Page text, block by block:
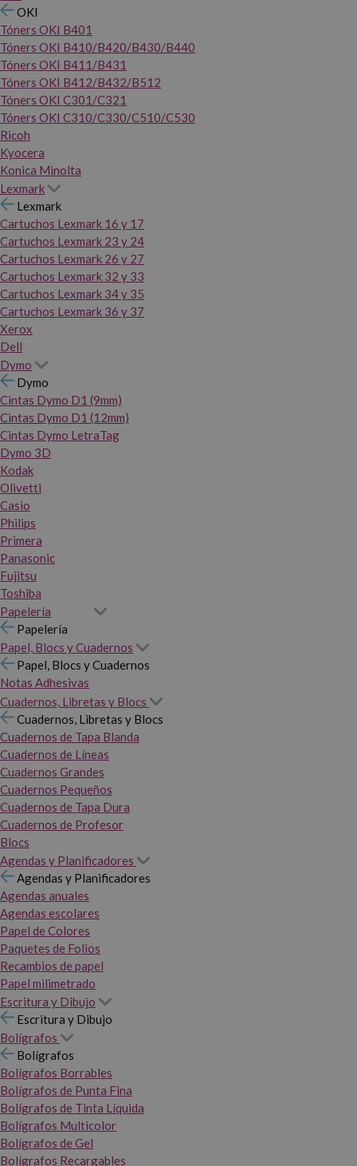
OKI
Tóners OKI B401
Tóners OKI B410/B420/B430/B440
Tóners OKI B411/B431
Tóners OKI B412/B432/B512
Tóners OKI C301/C321
Tóners OKI C310/C330/C510/C530
Ricoh
Kyocera
Konica Minolta
Lexmark
Lexmark
Cartuchos Lexmark 16 y 17
Cartuchos Lexmark 23 y 24
Cartuchos Lexmark 26 y 27
Cartuchos Lexmark 32 y 33
Cartuchos Lexmark 34 y 35
Cartuchos Lexmark 36 y 37
Xerox
Dell
Dymo
Dymo
Cintas Dymo D1 (9mm)
Cintas Dymo D1 (12mm)
Cintas Dymo LetraTag
Dymo 3D
Kodak
Olivetti
Casio
Philips
Primera
Panasonic
Fujitsu
Toshiba
Papelería
Papelería
Papel, Blocs y Cuadernos
Papel, Blocs y Cuadernos
Notas Adhesivas
Cuadernos, Libretas y Blocs
Cuadernos, Libretas y Blocs
Cuadernos de Tapa Blanda
Cuadernos de Líneas
Cuadernos Grandes
Cuadernos Pequeños
Cuadernos de Tapa Dura
Cuadernos de Profesor
Blocs
Agendas y Planificadores
Agendas y Planificadores
Agendas anuales
Agendas escolares
Papel de Colores
Paquetes de Folios
Recambios de papel
Papel milimetrado
Escritura y Dibujo
Escritura y Dibujo
Bolígrafos
Bolígrafos
Bolígrafos Borrables
Bolígrafos de Punta Fina
Bolígrafos de Tinta Líquida
Bolígrafos Multicolor
Bolígrafos de Gel
Bolígrafos Recargables